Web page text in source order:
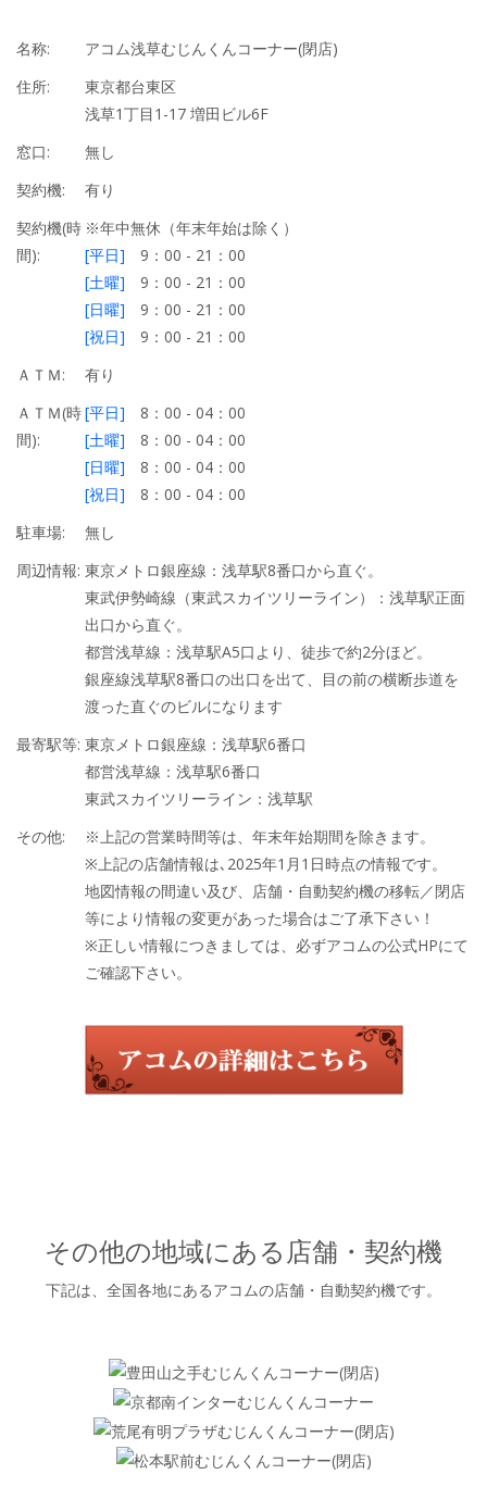
名称:
アコム浅草むじんくんコーナー(閉店)
住所:
東京都台東区
浅草1丁目1-17 増田ビル6F
窓口:
無し
契約機:
有り
契約機(時
間):
※年中無休（年末年始は除く）
[平日] 9：00 - 21：00
[土曜] 9：00 - 21：00
[日曜] 9：00 - 21：00
[祝日] 9：00 - 21：00
ＡＴＭ:
有り
ＡＴＭ(時
間):
[平日] 8：00 - 04：00
[土曜] 8：00 - 04：00
[日曜] 8：00 - 04：00
[祝日] 8：00 - 04：00
駐車場:
無し
周辺情報: 東京メトロ銀座線：浅草駅8番口から直ぐ。
東武伊勢崎線（東武スカイツリーライン）：浅草駅正面
出口から直ぐ。
都営浅草線：浅草駅A5口より、徒歩で約2分ほど。
銀座線浅草駅8番口の出口を出て、目の前の横断歩道を
渡った直ぐのビルになります
最寄駅等: 東京メトロ銀座線：浅草駅6番口
都営浅草線：浅草駅6番口
東武スカイツリーライン：浅草駅
その他:
※上記の営業時間等は、年末年始期間を除きます。
※上記の店舗情報は､2025年1月1日時点の情報です。
地図情報の間違い及び、店舗・自動契約機の移転／閉店
等により情報の変更があった場合はご了承下さい！
※正しい情報につきましては、必ずアコムの公式HPにて
ご確認下さい。
その他の地域にある店舗・契約機
下記は、全国各地にあるアコムの店舗・自動契約機です。